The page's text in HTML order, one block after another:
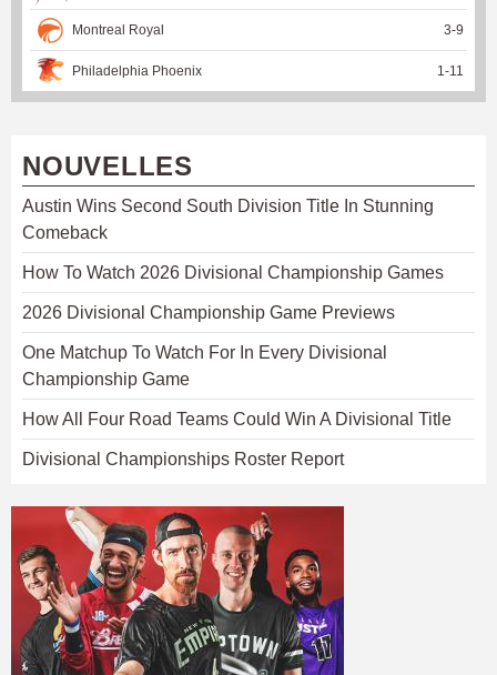
Montreal Royal 3-9
Philadelphia Phoenix 1 -11
NOUVELLES
Austin Wins Second South Division Title In Stunning
Comeback
How To Watch 2026 Divisional Championship Games
2026 Divisional Championship Game Previews
One Matchup To Watch For In Every Divisional
Championship Game
How All Four Road Teams Could Win A Divisional Title
Divisional Championships Roster Report